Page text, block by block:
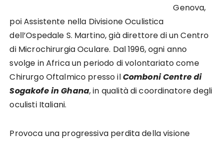
Genova,
poi Assistente nella Divisione Oculistica
dell’Ospedale S. Martino, già direttore di un Centro
di Microchirurgia Oculare. Dal 1996, ogni anno
svolge in Africa un periodo di volontariato come
Chirurgo Oftalmico presso ilComboni Centre di
Sogakofe in Ghana, in qualità di coordinatore degli
oculisti Italiani.
Provoca una progressiva perdita della visione